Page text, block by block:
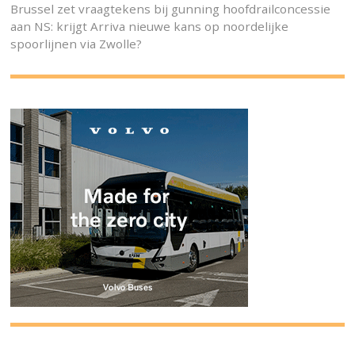
Brussel zet vraagtekens bij gunning hoofdrailconcessie
aan NS: krijgt Arriva nieuwe kans op noordelijke
spoorlijnen via Zwolle?